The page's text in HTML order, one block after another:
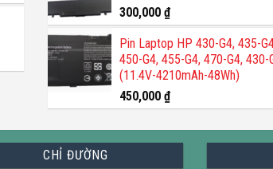
300,000 ₫
Pin Laptop HP 430-G4, 435-
450-G4, 455-G4, 470-G4, 430-
(11.4V-4210mAh-48Wh)
450,000 ₫
CHỈ ĐƯỜNG